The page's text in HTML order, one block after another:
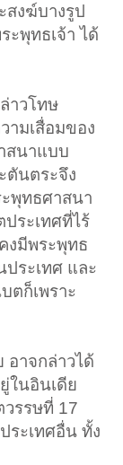
สงฆ์บางรูป
ะพุทธเจ้า ได้
าวโทษ
ามเสื่อมของ
สนาแบบ
ตันตระจึง
พุทธศาสนา
ระเทศที่ไร้
งมีพระพุทธ
ระเทศ และ
ตก็เพราะ
อาจกล่าวได้
ในอินเดีย
รรษที่ 17
ระเทศอื่น ทั้ง